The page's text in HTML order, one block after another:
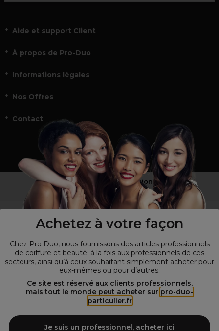
Achetez à votre façon
Chez Pro Duo, nous fournissons des articles professionnels
de coiffure et beauté, à la fois aux professionnels de ces
secteurs, ainsi qu’à ceux souhaitant simplement acheter pour
eux-mêmes ou pour d’autres.
Ce site est réservé aux clients professionnels,
mais tout le monde peut acheter sur pro-duo-
particulier.fr
Je suis un professionnel, acheter ici
Aide et support Client
À propos de Pro-Duo
Informations légales
Nos Offres
Contact
Vous n’êtes pas un professionnel ?
Visitez notre site pourles particuliers !
© Tous droits réservés © Pro-Duo
Spécialiste de la coiffure et de la beauté, nous vous proposons une
large sélection de produits professionnels pour la coiffure et